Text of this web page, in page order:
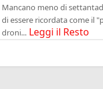
Mancano meno di
di essere ricordata come il
droni... Leggi il Resto